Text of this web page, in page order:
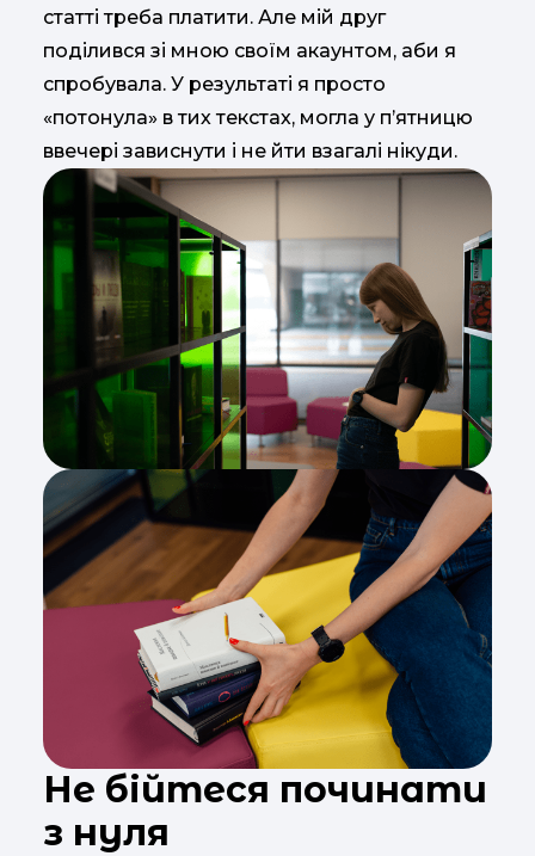
статті треба платити. Але мій друг
поділився зі мною своїм акаунтом, аби я
спробувала. У результаті я просто
«потонула» в тих текстах, могла у п’ятницю
ввечері зависнути і не йти взагалі нікуди.
Не бійтеся починати
з нуля